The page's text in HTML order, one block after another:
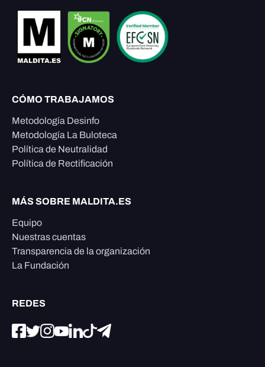
CÓMO TRABAJAMOS
Metodología Desinfo
Metodología La Buloteca
Política de Neutralidad
Política de Rectificación
MÁS SOBRE MALDITA.ES
Equipo
Nuestras cuentas
Transparencia de la organización
La Fundación
REDES